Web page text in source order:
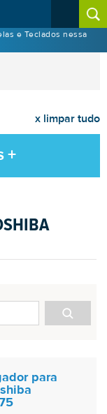
e Teclados nessa
x limpar tudo
+
para